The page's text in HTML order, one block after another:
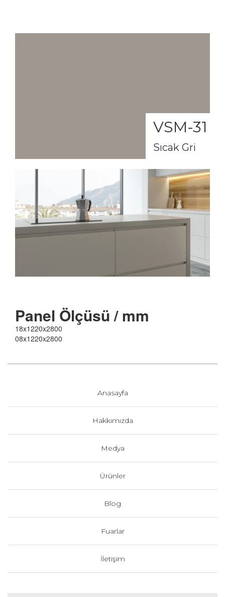
VSM-31
Sıcak Gri
Panel Ölçüsü / mm
18x1220x2800
08x1220x2800
Anasayfa
Hakkımızda
Medya
Ürünler
Blog
Fuarlar
İletişim